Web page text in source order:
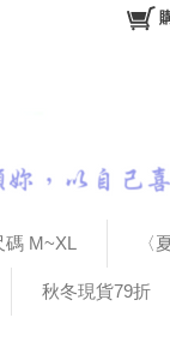
碼 M~XL 〈
秋冬現貨79折